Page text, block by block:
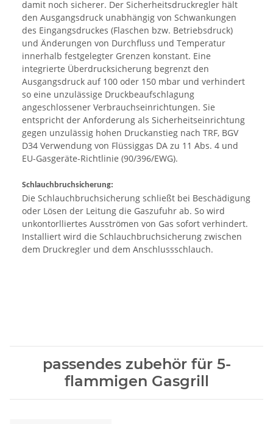
damit noch sicherer. Der Sicherheitsdruckregler hält
den Ausgangsdruck unabhängig von Schwankungen
des Eingangsdruckes (Flaschen bzw. Betriebsdruck)
und Änderungen von Durchfluss und Temperatur
innerhalb festgelegter Grenzen konstant. Eine
integrierte Überdrucksicherung begrenzt den
Ausgangsdruck auf 100 oder 150 mbar und verhindert
so eine unzulässige Druckbeaufschlagung
angeschlossener Verbrauchseinrichtungen. Sie
entspricht der Anforderung als Sicherheitseinrichtung
gegen unzulässig hohen Druckanstieg nach TRF, BGV
D34 Verwendung von Flüssiggas DA zu 11 Abs. 4 und
EU-Gasgeräte-Richtlinie (90/396/EWG).
Schlauchbruchsicherung:
Die Schlauchbruchsicherung schließt bei Beschädigung
oder Lösen der Leitung die Gaszufuhr ab. So wird
unkontorlliertes Ausströmen von Gas sofort verhindert.
Installiert wird die Schlauchbruchsicherung zwischen
dem Druckregler und dem Anschlussschlauch.
passendes zubehör für 5-
flammigen Gasgrill